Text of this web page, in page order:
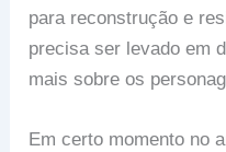
para reconstrução e
precisa ser levado em
mais sobre os
Em certo momento no